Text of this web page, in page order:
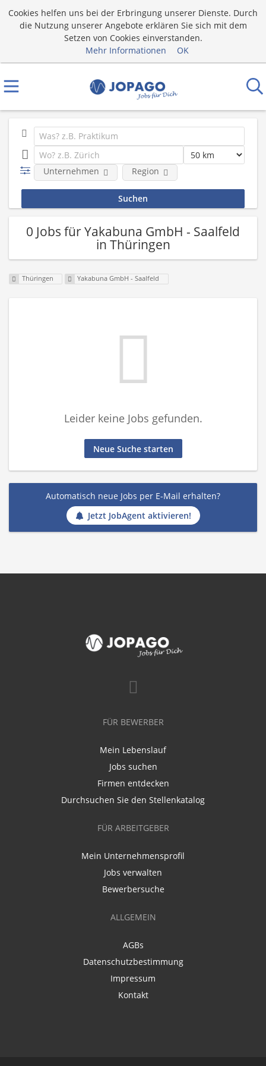
Cookies helfen uns bei der Erbringung unserer Dienste. Durch
die Nutzung unserer Angebote erklären Sie sich mit dem
Setzen von Cookies einverstanden.
Mehr Informationen
OK
Unternehmen Region
0 Jobs für Yakabuna GmbH - Saalfeld
in Thüringen
Thüringen Yakabuna GmbH - Saalfeld
Leider keine Jobs gefunden.
Neue Suche starten
Automatisch neue Jobs per E-Mail erhalten?
Jetzt JobAgent aktivieren!
FÜR BEWERBER
Mein Lebenslauf
Jobs suchen
Firmen entdecken
Durchsuchen Sie den Stellenkatalog
FÜR ARBEITGEBER
Mein Unternehmensprofil
Jobs verwalten
Bewerbersuche
ALLGEMEIN
AGBs
Datenschutzbestimmung
Impressum
Kontakt